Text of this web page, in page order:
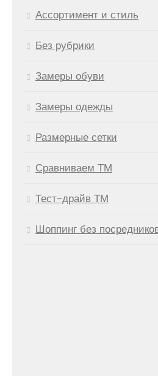
Ассортимент и стиль
Без рубрики
Замеры обуви
Замеры одежды
Размерные сетки
Сравниваем ТМ
Тест-драйв ТМ
Шоппинг без